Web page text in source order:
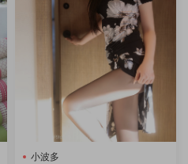
小波多